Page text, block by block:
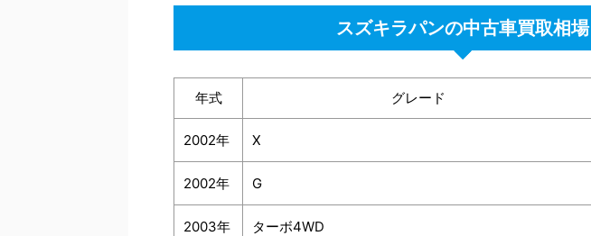
スズキラパンの中古車買取相場
年式 グレード
2002年 X
2002年 G
2003年 ターボ4WD